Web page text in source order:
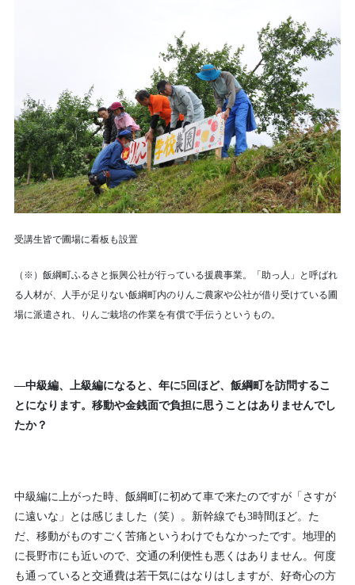
受講生皆で圃場に看板も設置
（※）飯綱町ふるさと振興公社が行っている援農事業。「助っ人」と呼ばれ
る人材が、人手が足りない飯綱町内のりんご農家や公社が借り受けている圃
場に派遣され、りんご栽培の作業を有償で手伝うというもの。
—中級編、上級編になると、年に5回ほど、飯綱町を訪問するこ
とになります。移動や金銭面で負担に思うことはありませんでし
たか？
中級編に上がった時、飯綱町に初めて車で来たのですが「さすが
に遠いな」とは感じました（笑）。新幹線でも3時間ほど。た
だ、移動がものすごく苦痛というわけでもなかったです。地理的
に長野市にも近いので、交通の利便性も悪くはありません。何度
も通っていると交通費は若干気にはなりはしますが、好奇心の方